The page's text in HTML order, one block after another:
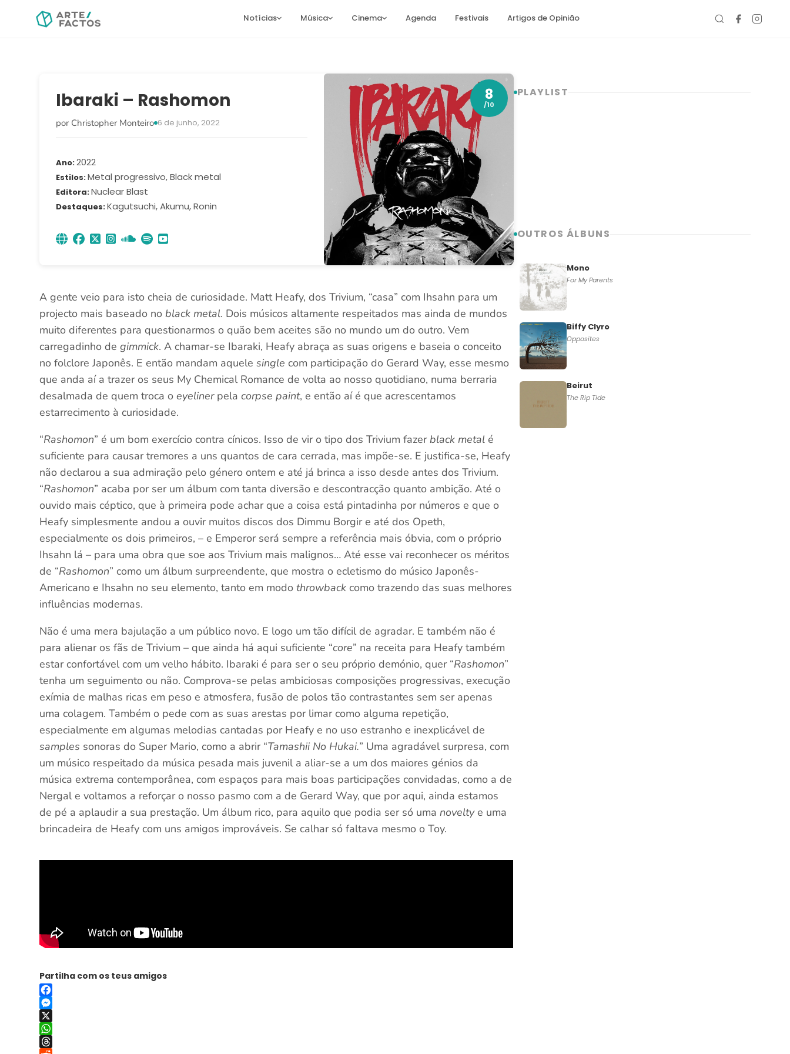
Notícias Música Cinema Agenda Festivais Artigos de Opinião
Ibaraki – Rashomon
por Christopher Monteiro 6 de junho, 2022
Ano 2022
Estilos Metal progressivo, Black metal
Editora Nuclear Blast
Destaques Kagutsuchi, Akumu, Ronin
8
/10
A gente veio para isto cheia de curiosidade. Matt Heafy, dos Trivium, “casa” com Ihsahn para um
projecto mais baseado noblack metal. Dois músicos altamente respeitados mas ainda de mundos
muito diferentes para questionarmos o quão bem aceites são no mundo um do outro. Vem
carregadinho degimmick. A chamar-se Ibaraki, Heafy abraça as suas origens e baseia o conceito
no folclore Japonês. E então mandam aquelesingle com participação do Gerard Way, esse mesmo
que anda aí a trazer os seus My Chemical Romance de volta ao nosso quotidiano, numa berraria
desalmada de quem troca oeyelinerpelacorpse paint, e então aí é que acrescentamos
estarrecimento à curiosidade.
“Rashomon” é um bom exercício contra cínicos. Isso de vir o tipo dos Trivium fazerblack metal é
suficiente para causar tremores a uns quantos de cara cerrada, mas impõe-se. E justifica-se, Heafy
não declarou a sua admiração pelo género ontem e até já brinca a isso desde antes dos Trivium.
“Rashomon” acaba por ser um álbum com tanta diversão e descontracção quanto ambição. Até o
ouvido mais céptico, que à primeira pode achar que a coisa está pintadinha por números e que o
Heafy simplesmente andou a ouvir muitos discos dos Dimmu Borgir e até dos Opeth,
especialmente os dois primeiros, – e Emperor será sempre a referência mais óbvia, com o próprio
Ihsahn lá – para uma obra que soe aos Trivium mais malignos… Até esse vai reconhecer os méritos
de “Rashomon” como um álbum surpreendente, que mostra o ecletismo do músico Japonês-
Americano e Ihsahn no seu elemento, tanto em modothrowback como trazendo das suas melhores
influências modernas.
Não é uma mera bajulação a um público novo. E logo um tão difícil de agradar. E também não é
para alienar os fãs de Trivium – que ainda há aqui suficiente “core” na receita para Heafy também
estar confortável com um velho hábito. Ibaraki é para ser o seu próprio demónio, quer “Rashomon”
tenha um seguimento ou não. Comprova-se pelas ambiciosas composições progressivas, execução
exímia de malhas ricas em peso e atmosfera, fusão de polos tão contrastantes sem ser apenas
uma colagem. Também o pede com as suas arestas por limar como alguma repetição,
especialmente em algumas melodias cantadas por Heafy e no uso estranho e inexplicável de
samples sonoras do Super Mario, como a abrir “Tamashii No Hukai.” Uma agradável surpresa, com
um músico respeitado da música pesada mais juvenil a aliar-se a um dos maiores génios da
música extrema contemporânea, com espaços para mais boas participações convidadas, como a de
Nergal e voltamos a reforçar o nosso pasmo com a de Gerard Way, que por aqui, ainda estamos
de pé a aplaudir a sua prestação. Um álbum rico, para aquilo que podia ser só umanoveltye uma
brincadeira de Heafy com uns amigos improváveis. Se calhar só faltava mesmo o Toy.
Partilha com os teus amigos
Facebook
Messenger
X
WhatsApp
PLAYLIST
OUTROS ÁLBUNS
Mono
For My Parents
Biffy Clyro
Opposites
Beirut
The Rip Tide